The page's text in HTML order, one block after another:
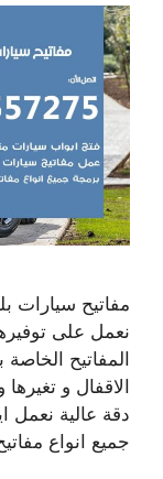
مفاتيح سيارات
نعمل على
المفاتيح
الاقفال و تغيرها
دقة عالية
جميع انواع